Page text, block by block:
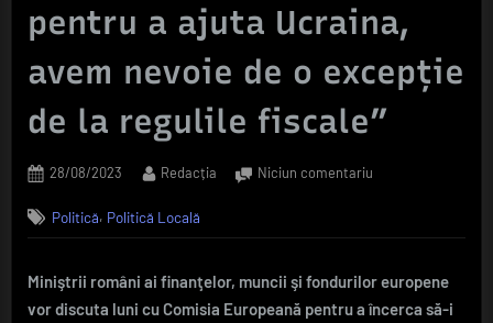
pentru a ajuta Ucraina,
avem nevoie de o excepţie
de la regulile fiscale”
Posted
28/08/2023 By
Redacția Niciun comentariu
negociază
Bruxelles
deficitul
Politică, Politică Locală
Miniştrii români ai finanţelor, muncii şi fondurilor europene
vor discuta luni cu Comisia Europeană pentru a încerca să-i